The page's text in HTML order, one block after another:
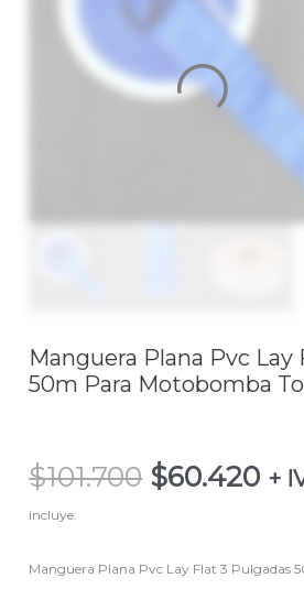
Manguera Plana Pvc Lay
50m Para Motobomba
$101.700
$101.700.
$60.420 +
incluye:
Manguera Plana Pvc Lay Flat 3 Pulgadas
pulgadas
WP-